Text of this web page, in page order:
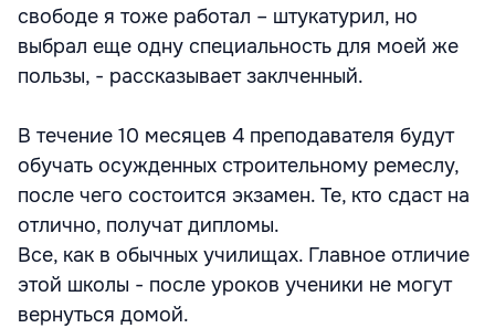
свободе я тоже работал – штукатурил, но
выбрал еще одну специальность для моей же
пользы, - рассказывает заклченный.
В течение 10 месяцев 4 преподавателя будут
обучать осужденных строительному ремеслу,
после чего состоится экзамен. Те, кто сдаст на
отлично, получат дипломы.
Все, как в обычных училищах. Главное отличие
этой школы - после уроков ученики не могут
вернуться домой.